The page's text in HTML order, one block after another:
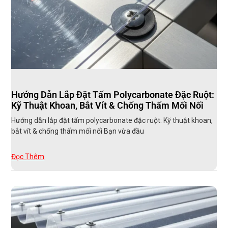
Hướng Dẫn Lắp Đặt Tấm Polycarbonate Đặc Ruột:
Kỹ Thuật Khoan, Bắt Vít & Chống Thấm Mối Nối
Hướng dẫn lắp đặt tấm polycarbonate đặc ruột: Kỹ thuật khoan,
bắt vít & chống thấm mối nối Bạn vừa đầu
Đọc Thêm